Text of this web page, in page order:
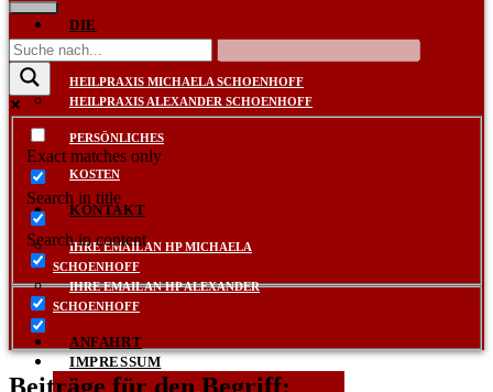
DIE
PRAXEN
HEILPRAXIS MICHAELA SCHOENHOFF
HEILPRAXIS ALEXANDER SCHOENHOFF
PERSÖNLICHES
KOSTEN
KONTAKT
IHRE EMAIL AN HP MICHAELA
SCHOENHOFF
IHRE EMAIL AN HP ALEXANDER
SCHOENHOFF
ANFAHRT
IMPRESSUM
Exact matches only
Search in title
Search in content